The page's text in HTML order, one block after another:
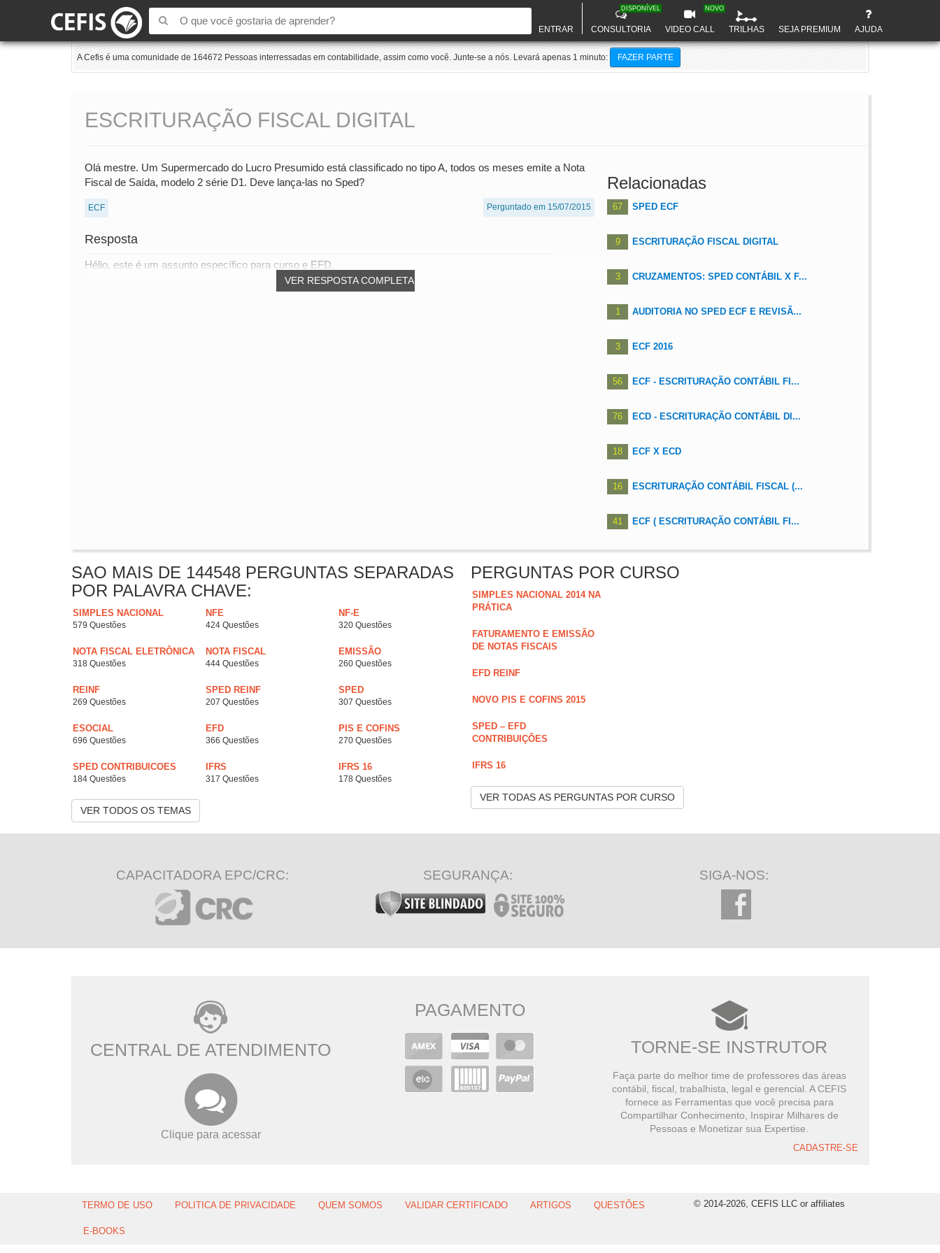
ENTRAR CONSULTORIA
DISPONÍVEL
VIDEO CALL
NOVO
TRILHAS SEJA PREMIUM AJUDA
A Cefis é uma comunidade de 164672 Pessoas interressadas em contabilidade, assim como você. Junte-se a nós. Levará apenas 1 minuto: FAZER PARTE
ESCRITURAÇÃO FISCAL DIGITAL
Olá mestre. Um Supermercado do Lucro Presumido está classificado no tipo A, todos os meses emite a Nota
Fiscal de Saída, modelo 2 série D1. Deve lança-las no Sped?
ECF Perguntado em 15/07/2015
Resposta
VER RESPOSTA COMPLETA
Hélio, este é um assunto específico para curso e EFD.
Relacionadas
67 SPED ECF
9 ESCRITURAÇÃO FISCAL DIGITAL
3 CRUZAMENTOS: SPED CONTÁBIL X F...
1 AUDITORIA NO SPED ECF E REVISÃ...
3 ECF 2016
56 ECF - ESCRITURAÇÃO CONTÁBIL FI...
76 ECD - ESCRITURAÇÃO CONTÁBIL DI...
18 ECF X ECD
16 ESCRITURAÇÃO CONTÁBIL FISCAL (...
41 ECF ( ESCRITURAÇÃO CONTÁBIL FI...
SAO MAIS DE 144548 PERGUNTAS SEPARADAS
POR PALAVRA CHAVE:
SIMPLES NACIONAL
579 Questões
NFE
424 Questões
NF-E
320 Questões
NOTA FISCAL ELETRÔNICA
318 Questões
NOTA FISCAL
444 Questões
EMISSÃO
260 Questões
REINF
269 Questões
SPED REINF
207 Questões
SPED
307 Questões
ESOCIAL
696 Questões
EFD
366 Questões
PIS E COFINS
270 Questões
SPED CONTRIBUICOES
184 Questões
IFRS
317 Questões
IFRS 16
178 Questões
VER TODOS OS TEMAS
PERGUNTAS POR CURSO
SIMPLES NACIONAL 2014 NA
PRÁTICA
FATURAMENTO E EMISSÃO
DE NOTAS FISCAIS
EFD REINF
NOVO PIS E COFINS 2015
SPED – EFD
CONTRIBUIÇÕES
IFRS 16
VER TODAS AS PERGUNTAS POR CURSO
CAPACITADORA EPC/CRC: SEGURANÇA: SIGA-NOS:
CENTRAL DE ATENDIMENTO
Clique para acessar
PAGAMENTO
TORNE-SE INSTRUTOR
Faça parte do melhor time de professores das áreas
contábil, fiscal, trabalhista, legal e gerencial. A CEFIS
fornece as Ferramentas que você precisa para
Compartilhar Conhecimento, Inspirar Milhares de
Pessoas e Monetizar sua Expertise.
CADASTRE-SE
TERMO DE USO POLITICA DE PRIVACIDADE QUEM SOMOS VALIDAR CERTIFICADO ARTIGOS QUESTÕES
E-BOOKS
© 2014-2026, CEFIS LLC or affiliates